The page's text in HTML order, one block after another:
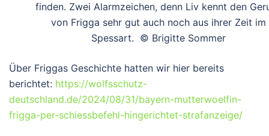
finden. Zwei Alarmzeichen, denn Liv kennt den
von Frigga sehr gut auch noch aus ihrer Zeit im
Spessart. © Brigitte Sommer
Über Friggas Geschichte hatten wir hier bereits
berichtet: https://wolfsschutz-
deutschland.de/2024/08/31/bayern-mutterwoelfin-
frigga-per-schiessbefehl-hingerichtet-strafanzeige/